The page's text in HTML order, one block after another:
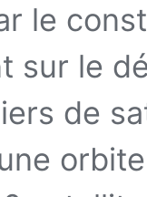
le
sur le
de